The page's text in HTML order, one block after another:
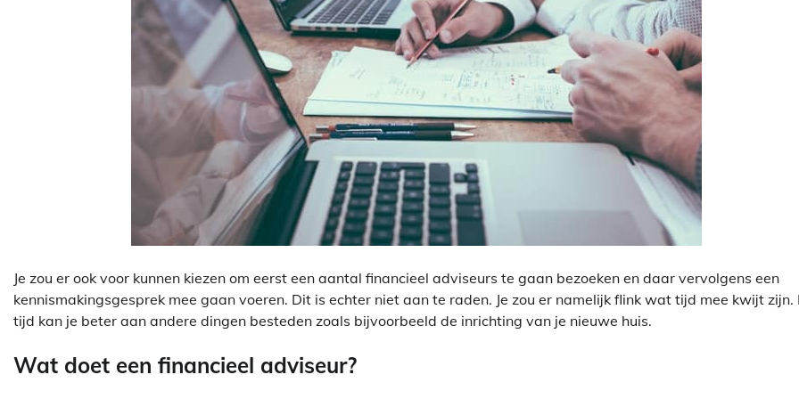
Je zou er ook voor kunnen kiezen om eerst een aantal financieel adviseurs te gaan bezoeken en daar vervolgens een
kennismakingsgesprek mee gaan voeren. Dit is echter niet aan te raden. Je zou er namelijk flink wat tijd mee kwijt zijn.
tijd kan je beter aan andere dingen besteden zoals bijvoorbeeld de inrichting van je nieuwe huis.
Wat doet een financieel adviseur?